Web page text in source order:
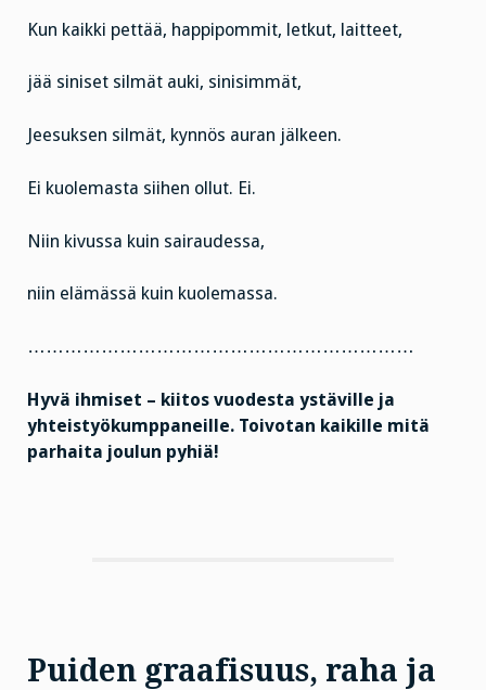
Kun kaikki pettää, happipommit, letkut, laitteet,
jää siniset silmät auki, sinisimmät,
Jeesuksen silmät, kynnös auran jälkeen.
Ei kuolemasta siihen ollut. Ei.
Niin kivussa kuin sairaudessa,
niin elämässä kuin kuolemassa.
………………………………………………………
Hyvä ihmiset – kiitos vuodesta ystäville ja
yhteistyökumppaneille. Toivotan kaikille mitä
parhaita joulun pyhiä!
Puiden graafisuus, raha ja